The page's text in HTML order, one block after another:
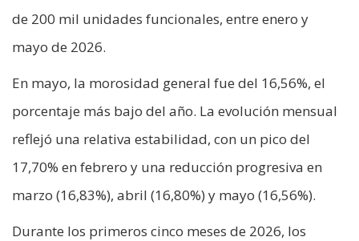
de 200 mil unidades funcionales, entre enero y
mayo de 2026.
En mayo, la morosidad general fue del 16,56%, el
porcentaje más bajo del año. La evolución mensual
reflejó una relativa estabilidad, con un pico del
17,70% en febrero y una reducción progresiva en
marzo (16,83%), abril (16,80%) y mayo (16,56%).
Durante los primeros cinco meses de 2026, los